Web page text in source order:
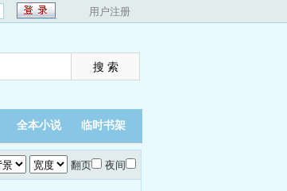
用户注册
全本小说 临时书架
翻页 夜间